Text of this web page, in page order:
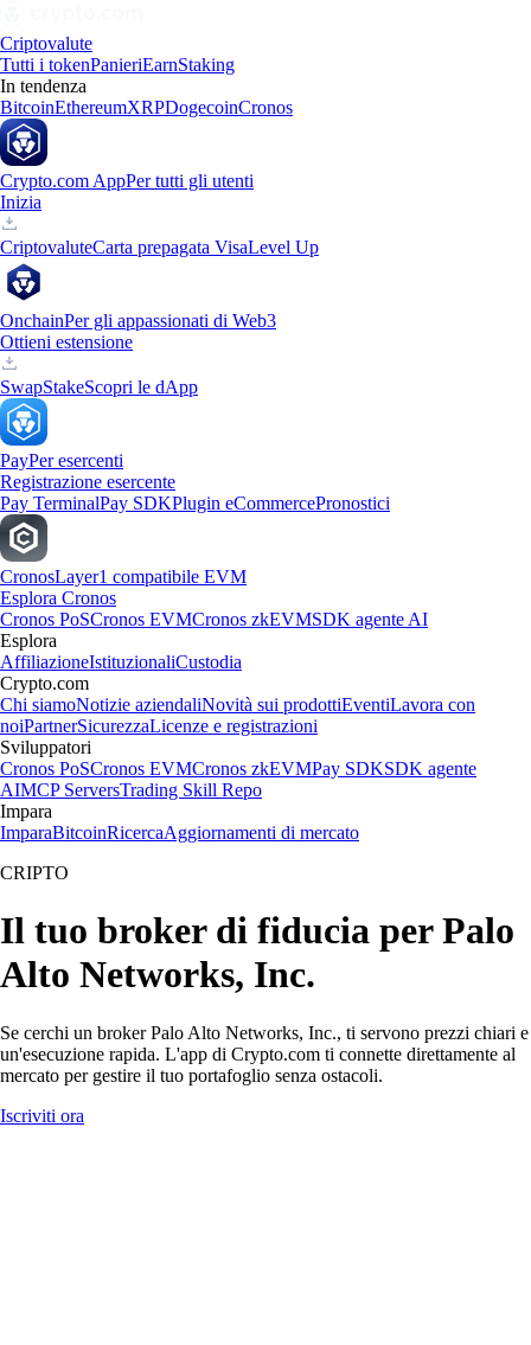
Criptovalute
Tutti i tokenPanieriEarnStaking
In tendenza
BitcoinEthereumXRPDogecoinCronos
Crypto.com AppPer tutti gli utenti
Inizia
CriptovaluteCarta prepagata VisaLevel Up
OnchainPer gli appassionati di Web3
Ottieni estensione
SwapStakeScopri le dApp
PayPer esercenti
Registrazione esercente
Pay TerminalPay SDKPlugin eCommercePronostici
CronosLayer1 compatibile EVM
Esplora Cronos
Cronos PoSCronos EVMCronos zkEVMSDK agente AI
Esplora
AffiliazioneIstituzionaliCustodia
Crypto.com
Chi siamoNotizie aziendaliNovità sui prodottiEventiLavora con
noiPartnerSicurezzaLicenze e registrazioni
Sviluppatori
Cronos PoSCronos EVMCronos zkEVMPay SDKSDK agente
AIMCP ServersTrading Skill Repo
Impara
ImparaBitcoinRicercaAggiornamenti di mercato
CRIPTO
Il tuo broker di fiducia per Palo
Alto Networks, Inc.
Se cerchi un broker Palo Alto Networks, Inc., ti servono prezzi chiari e
un'esecuzione rapida. L'app di Crypto.com ti connette direttamente al
mercato per gestire il tuo portafoglio senza ostacoli.
Iscriviti ora